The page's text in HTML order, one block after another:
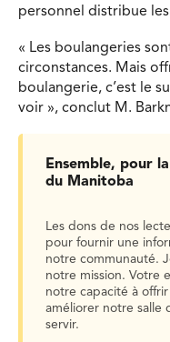
personnel distribue
« Les boulangeries
circonstances. Mais
boulangerie, c’est le
voir », conclut M.
Ensemble, pour
du Manitoba
Les dons de nos
pour fournir une
notre communauté.
notre mission. Votre
notre capacité à
améliorer notre salle
servir.